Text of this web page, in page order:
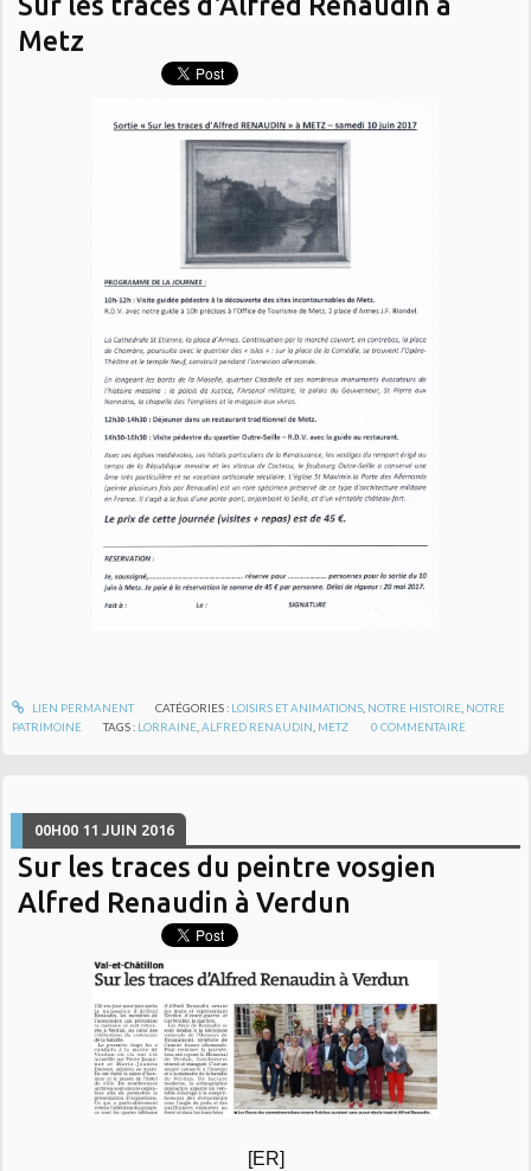
Metz
LIEN PERMANENT CATÉGORIES : LOISIRS ET ANIMATIONS, NOTRE HISTOIRE, NOTRE
PATRIMOINE
TAGS : LORRAINE ,ALFRED RENAUDIN METZ 0 COMMENTAIRE
00H00 11 JUIN 2016
Sur les traces du peintre vosgien
Alfred Renaudin à Verdun
[ER]